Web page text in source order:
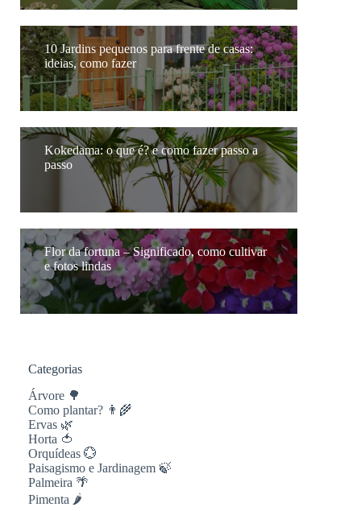
10 Jardins pequenos para frente de casas:
ideias, como fazer
Kokedama: o que é? e como fazer passo a
passo
Flor da fortuna – Significado, como cultivar
e fotos lindas
Categorias
Árvore 🌳
Como plantar? 👨‍🌾
Ervas 🌿
Horta 🍅
Orquídeas 💮
Paisagismo e Jardinagem 🍃
Palmeira 🌴
Pimenta 🌶